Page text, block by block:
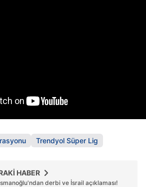
Trendyol Süper Lig
HABER
derbi ve İsrail açıklaması!